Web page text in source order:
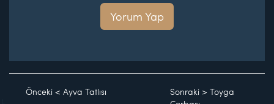
Yorum Yap
Önceki < Ayva Tatlısı Sonraki >Toyga